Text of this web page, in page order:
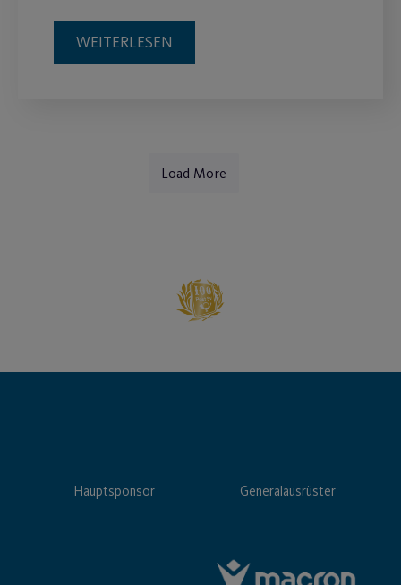
WEITERLESEN
Load More
Hauptsponsor Generalausrüster